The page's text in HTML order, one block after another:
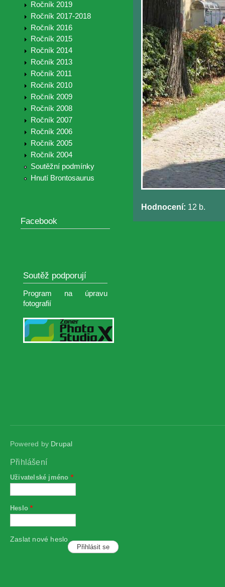
Ročník 2019
Ročník 2017-2018
Ročník 2016
Ročník 2015
Ročník 2014
Ročník 2013
Ročník 2011
Ročník 2010
Ročník 2009
Ročník 2008
Ročník 2007
Ročník 2006
Ročník 2005
Ročník 2004
Soutěžní podmínky
Hnutí Brontosaurus
Facebook
Soutěž podporují
Program na úpravu
fotografií
Hodnocení: 12 b.
Powered by Drupal
Přihlášení
Uživatelské jméno *
Heslo*
Zaslat nové heslo